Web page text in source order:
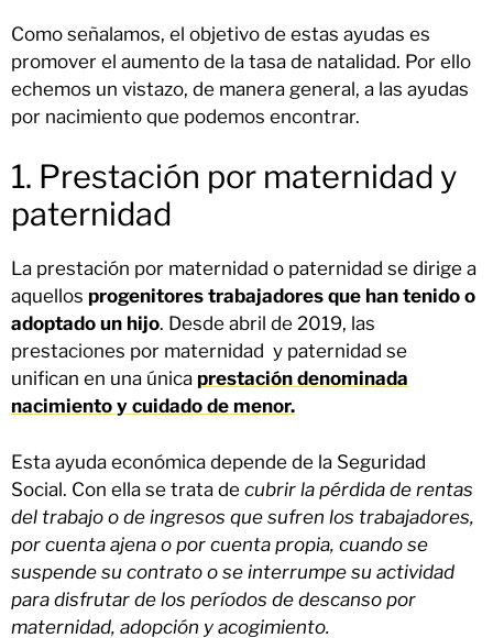
Como señalamos, el objetivo de estas ayudas es
promover el aumento de la tasa de natalidad. Por ello
echemos un vistazo, de manera general, a las ayudas
por nacimiento que podemos encontrar.
1. Prestación por maternidad y
paternidad
La prestación por maternidad o paternidad se dirige a
aquellos progenitores trabajadores que han tenido o
adoptado un hijo. Desde abril de 2019, las
prestaciones por maternidad y paternidad se
unifican en una única prestación denominada
nacimiento y cuidado de menor.
Esta ayuda económica depende de la Seguridad
Social. Con ella se trata de cubrir la pérdida de rentas
del trabajo o de ingresos que sufren los trabajadores,
por cuenta ajena o por cuenta propia, cuando se
suspende su contrato o se interrumpe su actividad
para disfrutar de los períodos de descanso por
maternidad, adopción y acogimiento.